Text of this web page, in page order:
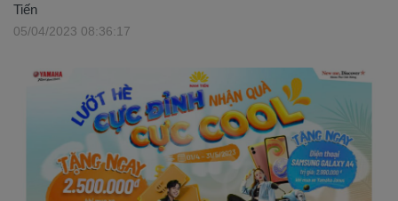
Tiến
05/04/2023 08:36:17